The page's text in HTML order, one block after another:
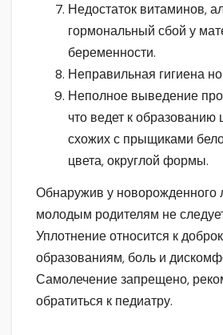
Недостаток витаминов,
гормональный сбой у
беременности.
Неправильная гигиена
Неполное выведение
что ведет к
схожих с прыщиками
цвета, округлой формы.
Обнаружив у новорожденного
молодым родителям не
Уплотнение относится к
образованиям, боль и
Самолечение запрещено,
обратиться к педиатру.